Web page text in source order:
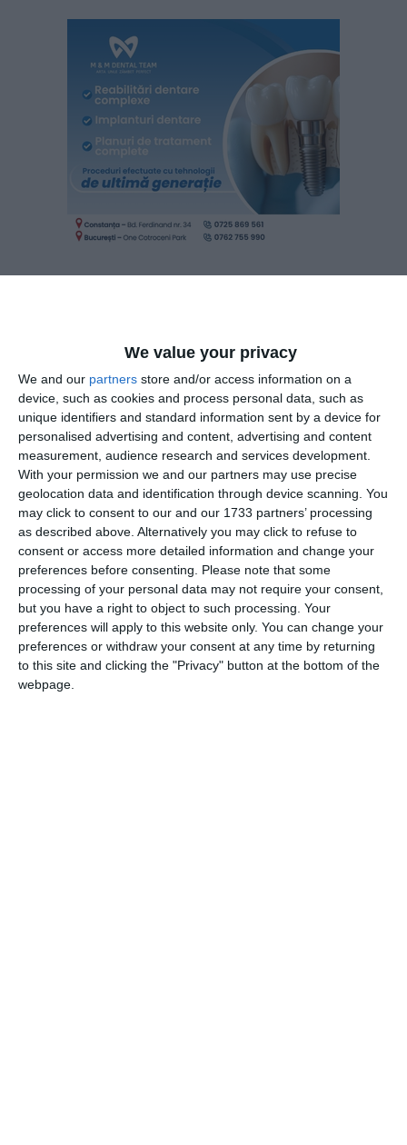
We value your privacy
We and our partners store and/or access information on a
device, such as cookies and process personal data, such as
unique identifiers and standard information sent by a device for
personalised advertising and content, advertising and content
measurement, audience research and services development.
With your permission we and our partners may use precise
geolocation data and identification through device scanning. You
may click to consent to our and our 1733 partners’ processing
as described above. Alternatively you may click to refuse to
consent or access more detailed information and change your
preferences before consenting.
Please note that some
processing of your personal data may not require your consent,
but you have a right to object to such processing. Your
preferences will apply to this website only. You can change your
preferences or withdraw your consent at any time by returning
to this site and clicking the "Privacy" button at the bottom of the
webpage.
Legea 190 din 2018, la articolul 7, menţionează că
activitatea jurnalistică este exonerată de la unele prevederi
ale Regulamentului GDPR, dacă se păstrează un echilibru
între libertatea de exprimare şi protecţia datelor cu caracter
personal.
Informațiile din prezentul articol sunt de interes public și
sunt obținute din surse publice deschise.
Citește și
Fost președinte din Curtea de Apel Constanța, fost
magistrat al Curții Supreme, în proces cu Înalta Curte! S-
a decis rejudecarea